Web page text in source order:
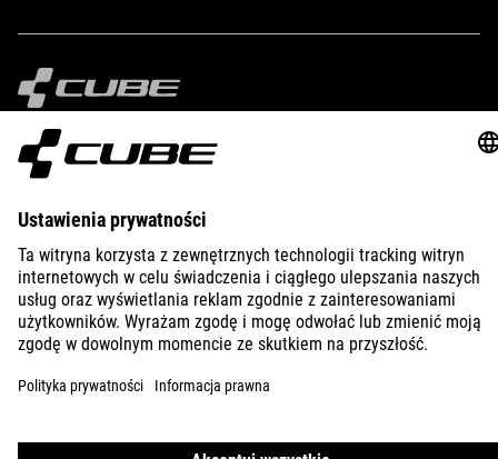
IMPRINT PRIVACY EU DATA ACT
POLAND NEDERLANDS
© 2026 Privacy instellingen